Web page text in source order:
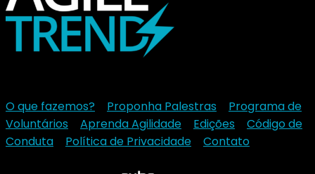
O que fazemos? Proponha Palestras
Programa de
Voluntários
Aprenda Agilidade Edições
Código de
Conduta
Política de Privacidade Contato